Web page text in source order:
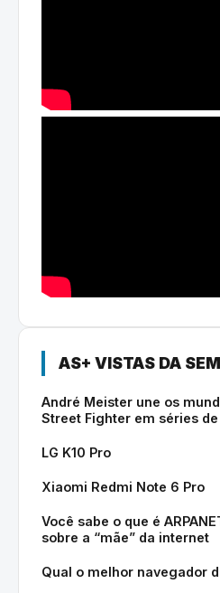
AS+ VISTAS DA
André Meister une os
Street Fighter em séries
LG K10 Pro
Xiaomi Redmi Note 6 Pro
Você sabe o que é
sobre a “mãe” da internet
Qual o melhor navegador